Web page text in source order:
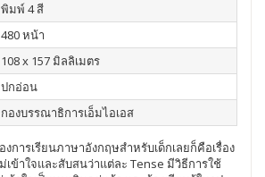
พิมพ์ 4 สี
480 หน้า
108 x 157 มิลลิเมตร
ปกอ่อน
กองบรรณาธิการเอ็มไอเอส
การเรียนภาษาอังกฤษสำหรับเด็กเลยก็คือเรื่อง
เข้าใจและสับสนว่าแต่ละ Tense มีวิธีการใช้